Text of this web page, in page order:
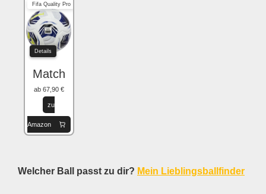
Fifa Quality Pro
Details
Match
ab 67,90 €
zu
Amazon
Welcher Ball passt zu dir? Mein Lieblingsballfinder